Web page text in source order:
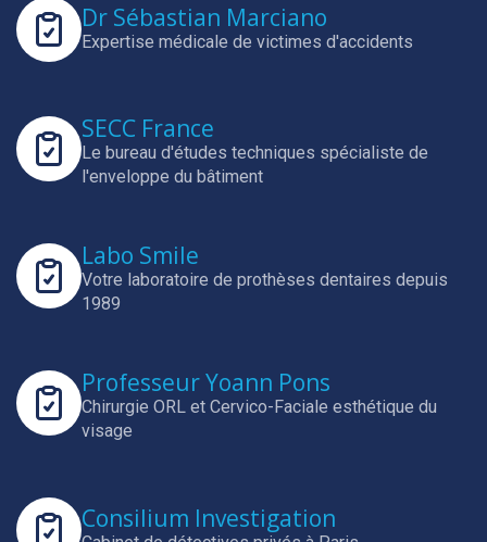
Dr Sébastian Marciano
Expertise médicale de victimes d'accidents
SECC France
Le bureau d'études techniques spécialiste de
l'enveloppe du bâtiment
Labo Smile
Votre laboratoire de prothèses dentaires depuis
1989
Professeur Yoann Pons
Chirurgie ORL et Cervico-Faciale esthétique du
visage
Consilium Investigation